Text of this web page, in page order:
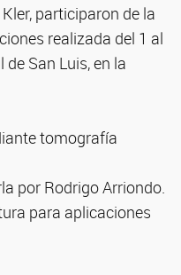
participaron de la
realizada del 1 al
San Luis, en la
tomografía
por Rodrigo Arriondo.
para aplicaciones